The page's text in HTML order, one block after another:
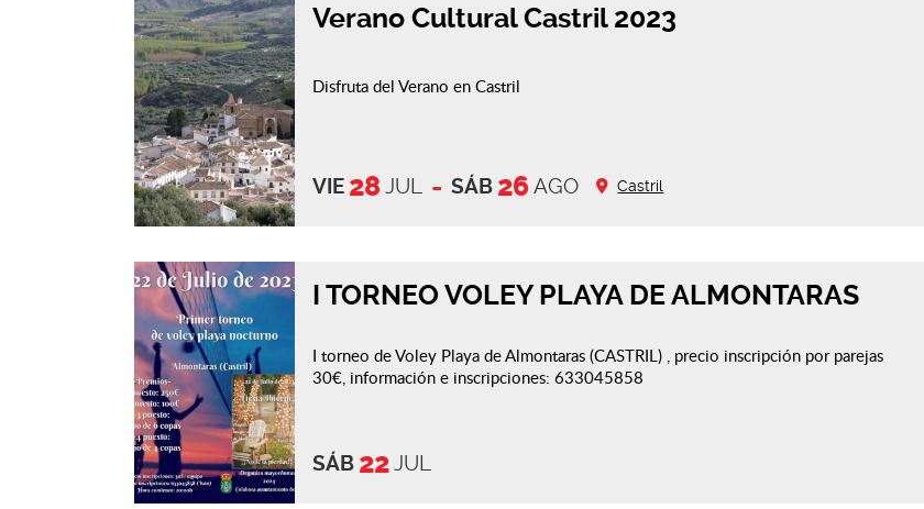
Verano Cultural Castril 2023
Disfruta del Verano en Castril
VIE 28 JUL SÁB 26AGO Castril
I TORNEO VOLEY PLAYA DE ALMONTARAS
I torneo de Voley Playa de Almontaras (CASTRIL) , precio inscripción por parejas
30€, información e inscripciones: 633045858
SÁB 22JUL